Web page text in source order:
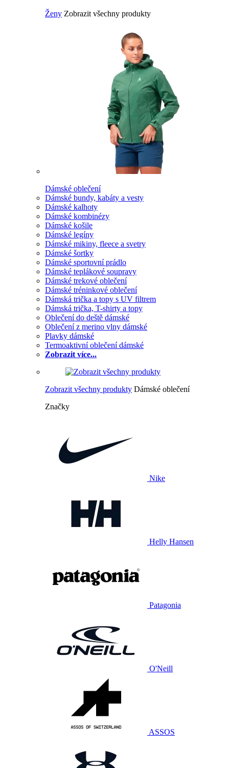
Ženy Zobrazit všechny produkty
Dámské oblečení
Dámské bundy, kabáty a vesty
Dámské kalhoty
Dámské kombinézy
Dámské košile
Dámské legíny
Dámské mikiny, fleece a svetry
Dámské šortky
Dámské sportovní prádlo
Dámské teplákové soupravy
Dámské trekové oblečení
Dámské tréninkové oblečení
Dámská trička a topy s UV filtrem
Dámská trička, T-shirty a topy
Oblečení do deště dámské
Oblečení z merino vlny dámské
Plavky dámské
Termoaktivní oblečení dámské
Zobrazit více...
Zobrazit všechny produkty Dámské oblečení
Značky
Nike
Helly Hansen
Patagonia
O'Neill
ASSOS